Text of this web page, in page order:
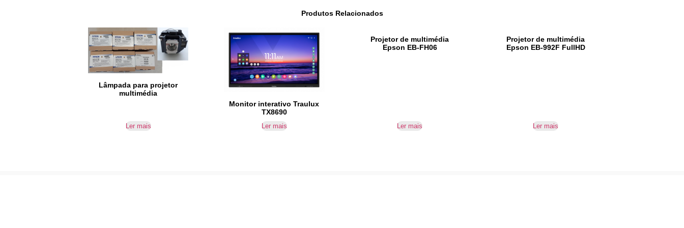
Produtos Relacionados
Lâmpada para projetor
multimédia
Ler mais
Monitor interativo Traulux
TX8690
Ler mais
Projetor de multimédia
Epson EB-FH06
Ler mais
Projetor de multimédia
Epson EB-992F FullHD
Ler mais